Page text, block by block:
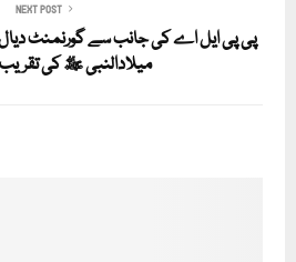
NEXT POST
پی پی ایل اے کی جانب سے گورنمنٹ
میلادالنبی ﷺ کی تقریب